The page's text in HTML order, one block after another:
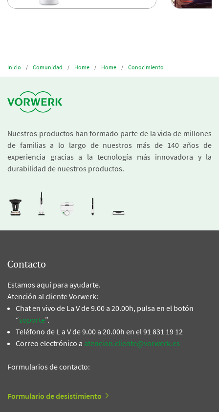
Inicio Comunidad Home Home Conocimiento
Nuestros productos han formado parte de la vida de millones
de familias a lo largo de nuestros más de 140 años de
experiencia gracias a la tecnología más innovadora y la
durabilidad de nuestros productos.
Contacto
Estamos aquí para ayudarte.
Atención al cliente Vorwerk:
Chat en vivo de La V de 9.00 a 20.00h, pulsa en el botón
“soporte”.
Teléfono de L a V de 9.00 a 20.00h en el 91 831 19 12
Correo electrónico a atencion.cliente@vorwerk.es
Formularios de contacto:
Formulario de desistimiento